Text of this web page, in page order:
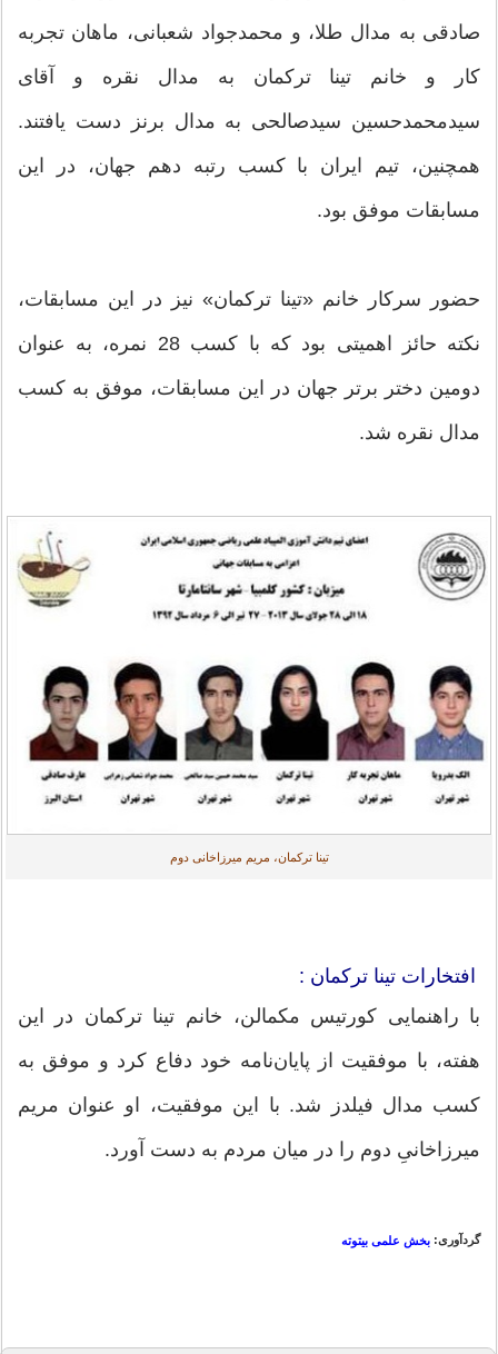
صادقی به مدال طلا، و محمدجواد شعبانی، ماهان تجربه
کار و خانم تینا ترکمان به مدال نقره و آقای
سیدمحمدحسین سیدصالحی به مدال برنز دست یافتند.
همچنین، تیم ایران با کسب رتبه دهم جهان، در این
مسابقات موفق بود.
حضور سرکار خانم «تینا ترکمان» نیز در این مسابقات،
نکته حائز اهمیتی بود که با کسب 28 نمره، به عنوان
دومین دختر برتر جهان در این مسابقات، موفق به کسب
مدال نقره شد.
تینا ترکمان، مریم میرزاخانی دوم
افتخارات تینا ترکمان :
با راهنمایی کورتیس مکمالن، خانم تینا ترکمان در این
هفته، با موفقیت از پایان‌نامه خود دفاع کرد و موفق به
کسب مدال فیلدز شد. با این موفقیت، او عنوان مریم
میرزاخانیِ دوم را در میان مردم به دست آورد.
گردآوری: بخش علمی بیتوته